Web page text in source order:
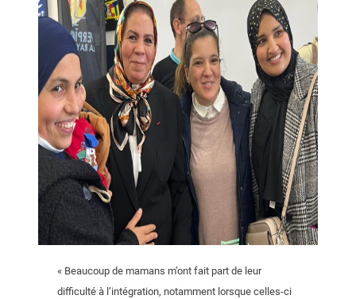
« Beaucoup de mamans m’ont fait part de leur
difficulté à l’intégration, notamment lorsque celles-ci